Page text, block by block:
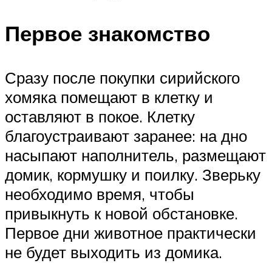
Первое знакомство
Сразу после покупки сирийского
хомяка помещают в клетку и
оставляют в покое. Клетку
благоустраивают заранее: на дно
насыпают наполнитель, размещают
домик, кормушку и поилку. Зверьку
необходимо время, чтобы
привыкнуть к новой обстановке.
Первое дни животное практически
не будет выходить из домика.